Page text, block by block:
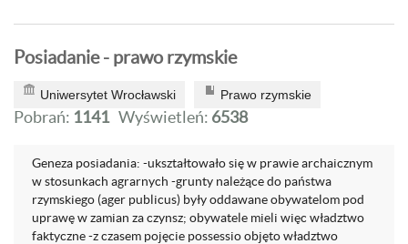
Posiadanie - prawo rzymskie
Uniwersytet Wrocławski Prawo rzymskie
Pobrań: 1141 Wyświetleń: 6538
Geneza posiadania: -ukształtowało się w prawie archaicznym
w stosunkach agrarnych -grunty należące do państwa
rzymskiego (ager publicus) były oddawane obywatelom pod
uprawę w zamian za czynsz; obywatele mieli więc władztwo
faktyczne -z czasem pojęcie possessio objęto władztwo